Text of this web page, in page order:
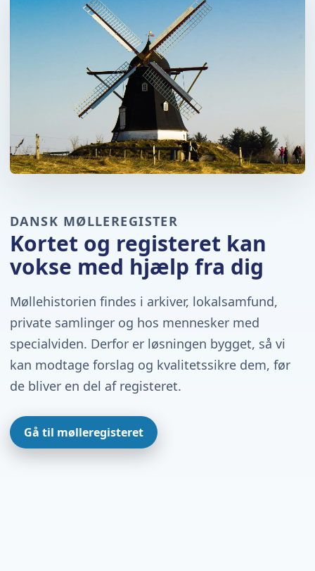
DANSK MØLLEREGISTER
Kortet og registeret kan
vokse med hjælp fra dig
Møllehistorien findes i arkiver, lokalsamfund,
private samlinger og hos mennesker med
specialviden. Derfor er løsningen bygget, så vi
kan modtage forslag og kvalitetssikre dem, før
de bliver en del af registeret.
Gå til mølleregisteret